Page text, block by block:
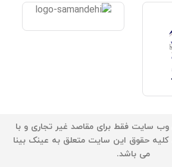
وب سایت فقط برای مقاصد غیر تجاری و با
کلیه حقوق این سایت متعلق به عینک بینا
می باشد.